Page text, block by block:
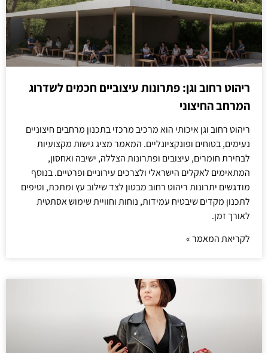
ריהוט רחוב וגן: פתרונות עיצוביים חכמים לשדרוג
המרחב החיצוני
ריהוט רחוב וגן איכותי הוא מרכיב מרכזי בתכנון מרחבים חיצוניים
נעימים, בטוחים ופונקציונליים. המאמר מציג גישות מקצועיות
לבחירת חומרים, עיצובים ופתרונות הצללה, ישיבה ואחסון,
המתאימים לאקלים הישראלי ולצרכים עירוניים ופרטיים. בנוסף
מודגשים יתרונות ריהוט רחוב מבטון לצד שילוב עץ ומתכת, וטיפים
לתכנון מקדים שיבטיח עמידות, נוחות וחוויית שימוש אסתטית
לאורך זמן.
לקריאת המאמר »